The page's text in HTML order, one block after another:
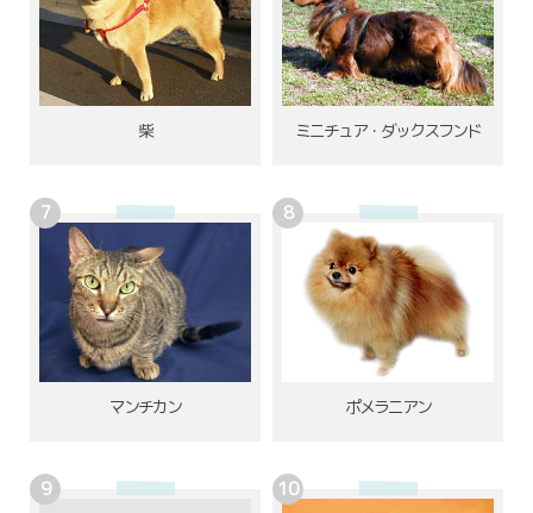
柴 ミニチュア・ダックスフンド
マンチカン ポメラニアン